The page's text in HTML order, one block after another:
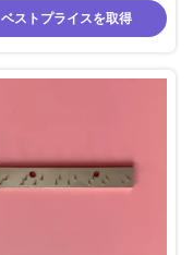
ベストプライスを取得